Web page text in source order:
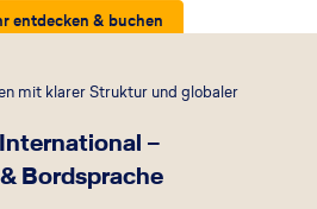
entdecken & buchen
mit klarer Struktur und globaler
–
Bordsprache